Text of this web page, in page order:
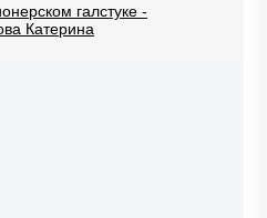
галстуке -
Катерина